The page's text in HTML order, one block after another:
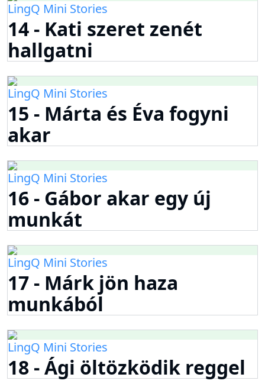
LingQ Mini Stories
14 - Kati szeret zenét
hallgatni
LingQ Mini Stories
15 - Márta és Éva fogyni
akar
LingQ Mini Stories
16 - Gábor akar egy új
munkát
LingQ Mini Stories
17 - Márk jön haza
munkából
LingQ Mini Stories
18 - Ági öltözködik reggel